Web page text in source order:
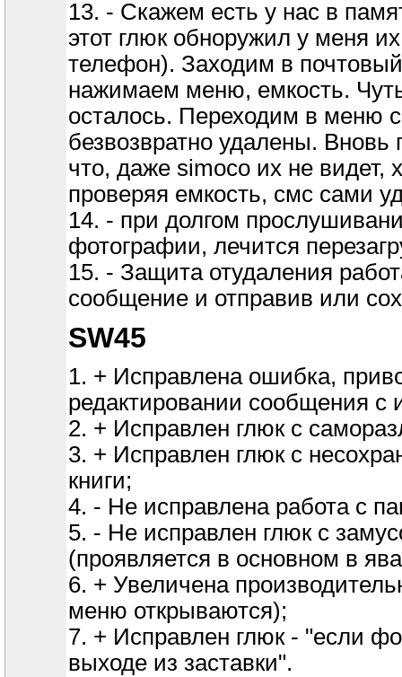
13. - Скажем есть у нас в
этот глюк обноружил у меня
телефон). Заходим в
нажимаем меню, емкость.
осталось. Переходим в меню
безвозвратно удалены. Вновь
что, даже simoco их не видет,
проверяя емкость, смс сами
14. - при долгом
фотографии, лечится
15. - Защита отудаления
сообщение и отправив или
SW45
1. + Исправлена ошибка,
редактировании сообщения с
2. + Исправлен глюк с
3. + Исправлен глюк с
книги;
4. - Не исправлена работа с
5. - Не исправлен глюк с
(проявляется в основном в
6. + Увеличена
меню открываются);
7. + Исправлен глюк - "если
выходе из заставки".